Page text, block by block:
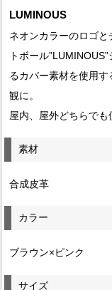
LUMINOUS
ネオンカラーのロゴ
トボール
るカバー素材を使用
観に。
屋内、屋外どちらでも
素材
合成皮革
カラー
ブラウン×ピンク
サイズ